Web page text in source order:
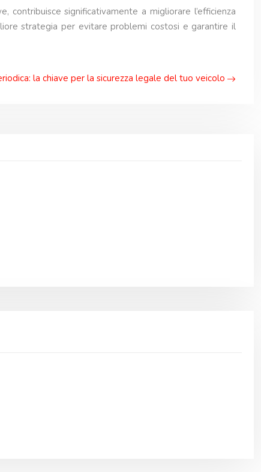
contribuisce significativamente a migliorare l’efficienza
strategia per evitare problemi costosi e garantire il
la chiave per la sicurezza legale del tuo veicolo